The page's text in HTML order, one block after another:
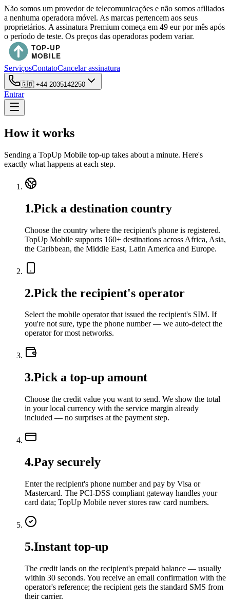
Não somos um provedor de telecomunicações e não somos afiliados
a nenhuma operadora móvel. As marcas pertencem aos seus
proprietários. A assinatura Premium começa em 49 eur por mês após
o período de teste. Os preços das operadoras podem variar.
ServiçosContatoCancelar assinatura
🇬🇧 +44 2035142250
Entrar
How it works
Sending a TopUp Mobile top-up takes about a minute. Here's
exactly what happens at each step.
1.Pick a destination country
Choose the country where the recipient's phone is registered.
TopUp Mobile supports 160+ destinations across Africa, Asia,
the Caribbean, the Middle East, Latin America and Europe.
2.Pick the recipient's operator
Select the mobile operator that issued the recipient's SIM. If
you're not sure, type the phone number — we auto-detect the
operator for most networks.
3.Pick a top-up amount
Choose the credit value you want to send. We show the total
in your local currency with the service margin already
included — no surprises at the payment step.
4.Pay securely
Enter the recipient's phone number and pay by Visa or
Mastercard. The PCI-DSS compliant gateway handles your
card data; TopUp Mobile never stores raw card numbers.
5.Instant top-up
The credit lands on the recipient's prepaid balance — usually
within 30 seconds. You receive an email confirmation with the
operator's reference; the recipient gets the standard SMS from
their carrier.